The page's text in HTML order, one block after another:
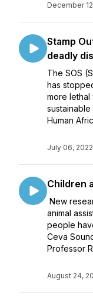
December
Stamp
deadly
The SOS
has
more
Human
July 06, 2022
Children
New
animal
people
Ceva
Professor
August 24,